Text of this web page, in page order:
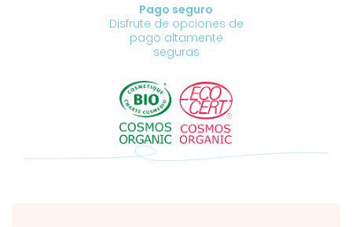
Pago seguro
Disfrute de opciones de
pago altamente
seguras